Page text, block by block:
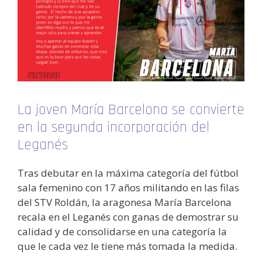
La joven María Barcelona se convierte
en la segunda incorporación del
Leganés
Tras debutar en la máxima categoría del fútbol
sala femenino con 17 años militando en las filas
del STV Roldán, la aragonesa María Barcelona
recala en el Leganés con ganas de demostrar su
calidad y de consolidarse en una categoría la
que le cada vez le tiene más tomada la medida.